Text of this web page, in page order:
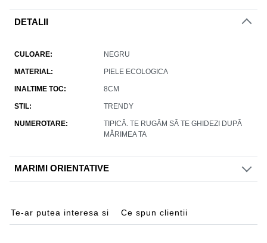
DETALII
CULOARE NEGRU
MATERIAL PIELE ECOLOGICA
INALTIME TOC 8CM
STIL TRENDY
NUMEROTARE
TIPICĂ. TE RUGĂM SĂ TE GHIDEZI DUPĂ
MĂRIMEA TA
MARIMI ORIENTATIVE
Te-ar putea interesa si Ce spun clientii